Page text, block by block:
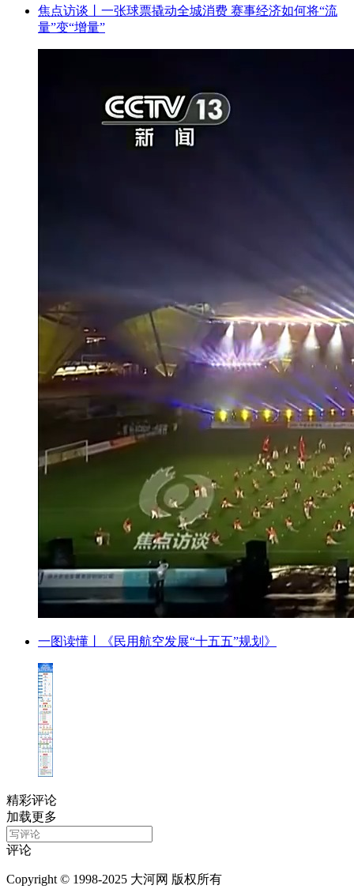
焦点访谈丨一张球票撬动全城消费 赛事经济如何将“流
量”变“增量”
一图读懂丨《民用航空发展“十五五”规划》
精彩评论
加载更多
评论
Copyright © 1998-2025 大河网 版权所有